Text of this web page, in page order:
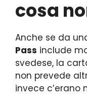
cosa
Anche se da
Pass include
svedese, la
non prevede
invece c’erano